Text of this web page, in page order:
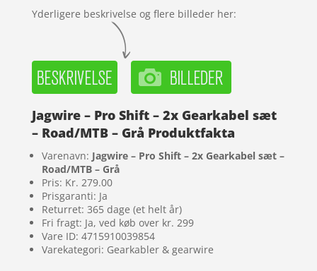
Yderligere beskrivelse og flere billeder her:
Jagwire – Pro Shift – 2x Gearkabel sæt
– Road/MTB – Grå Produktfakta
Varenavn: Jagwire – Pro Shift – 2x Gearkabel sæt –
Road/MTB – Grå
Pris: Kr. 279.00
Prisgaranti: Ja
Returret: 365 dage (et helt år)
Fri fragt: Ja, ved køb over kr. 299
Vare ID: 4715910039854
Varekategori: Gearkabler & gearwire